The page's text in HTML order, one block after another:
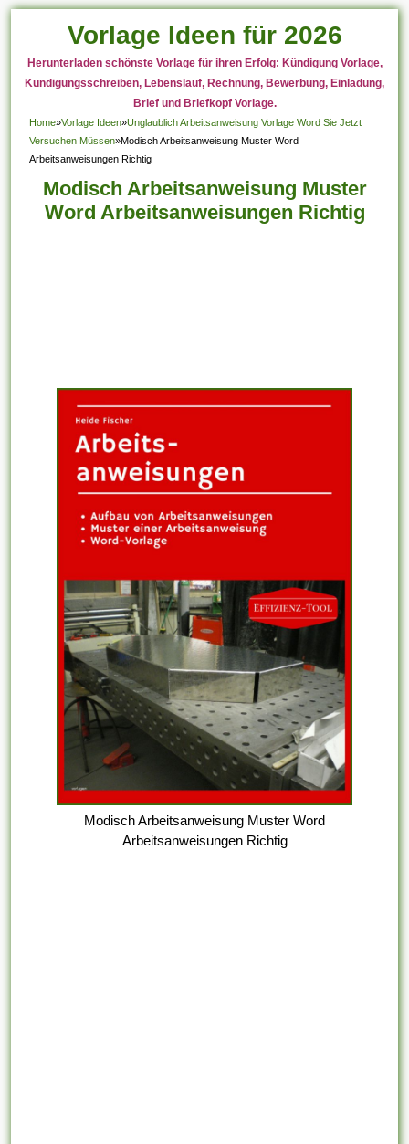
Vorlage Ideen für 2026
Herunterladen schönste Vorlage für ihren Erfolg: Kündigung Vorlage,
Kündigungsschreiben, Lebenslauf, Rechnung, Bewerbung, Einladung,
Brief und Briefkopf Vorlage.
Home»Vorlage Ideen»Unglaublich Arbeitsanweisung Vorlage Word Sie Jetzt
Versuchen Müssen»Modisch Arbeitsanweisung Muster Word
Arbeitsanweisungen Richtig
Modisch Arbeitsanweisung Muster
Word Arbeitsanweisungen Richtig
Modisch Arbeitsanweisung Muster Word
Arbeitsanweisungen Richtig